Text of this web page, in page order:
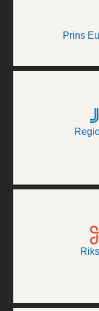
Prins